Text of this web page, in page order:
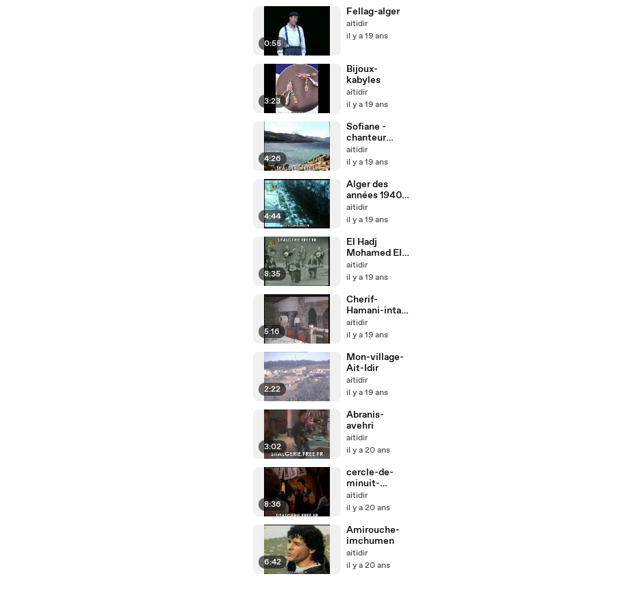
0:55
Fellag-alger
aitidir
il y a 19 ans
3:23
Bijoux-
kabyles
aitidir
il y a 19 ans
4:26
Sofiane -
chanteur
kabyle
aitidir
il y a 19 ans
4:44
Alger des
années 1940-
1950
aitidir
il y a 19 ans
8:35
El Hadj
Mohamed El
Anka
aitidir
il y a 19 ans
5:16
Cherif-
Hamani-intas-
i-yemmas
aitidir
il y a 19 ans
2:22
Mon-village-
Ait-Idir
aitidir
il y a 19 ans
3:02
Abranis-
avehri
aitidir
il y a 20 ans
8:36
cercle-de-
minuit-
matoub
aitidir
il y a 20 ans
6:42
Amirouche-
imchumen
aitidir
il y a 20 ans